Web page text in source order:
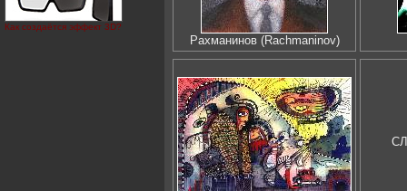
Как создаётся эффект 3D?
Рахманинов (Rachmaninov)